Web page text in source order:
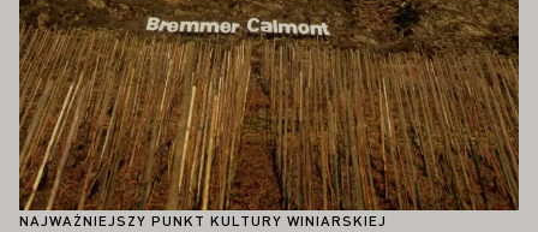
NAJWAŻNIEJSZY PUNKT KULTURY WINIARSKIEJ